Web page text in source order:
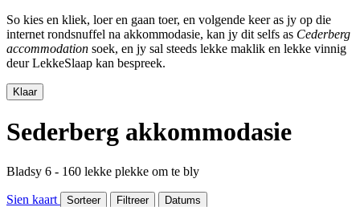
So kies en kliek, loer en gaan toer, en volgende keer as jy op die
internet rondsnuffel na akkommodasie, kan jy dit selfs as Cederberg
accommodation soek, en jy sal steeds lekke maklik en lekke vinnig
deur LekkeSlaap kan bespreek.
Klaar
Sederberg akkommodasie
Bladsy 6 - 160 lekke plekke om te bly
Sien kaart Sorteer Filtreer Datums